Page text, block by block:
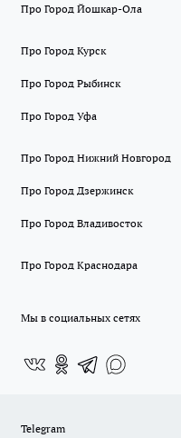
Про Город Йошкар-Ола
Про Город Курск
Про Город Рыбинск
Про Город Уфа
Про Город Нижний Новгород
Про Город Дзержинск
Про Город Владивосток
Про Город Краснодара
Мы в социальных сетях
Telegram